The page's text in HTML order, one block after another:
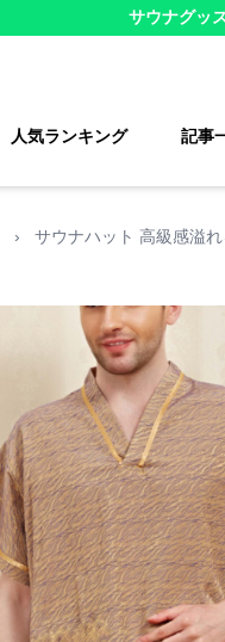
サウナグッ
人気ランキング 記事
› サウナハット 高級感溢